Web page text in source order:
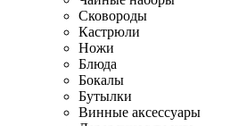
Сковороды
Кастрюли
Ножи
Блюда
Бокалы
Бутылки
Винные аксессуары